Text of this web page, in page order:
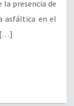
la presencia de
asfáltica en el
[…]